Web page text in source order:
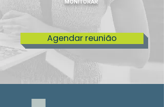
MONITORAR
Agendar reunião